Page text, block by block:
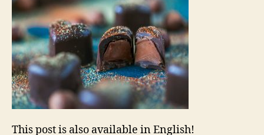
This post is also available in English!